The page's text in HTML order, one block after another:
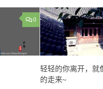
0
轻轻的你离开，就
的走来~